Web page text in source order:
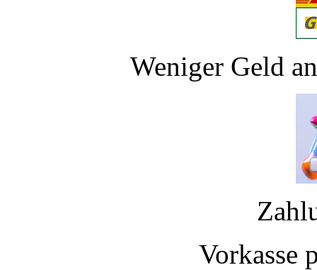
Weniger Geld
Vorkasse